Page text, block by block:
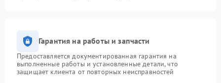
Гарантия на работы и запчасти
Предоставляется документированная гарантия на
выполненные работы и установленные детали, что
защищает клиента от повторных неисправностей